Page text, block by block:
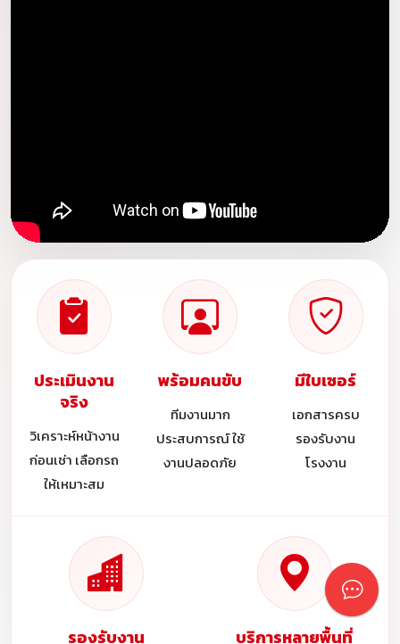
ประเมินงาน
จริง
วิเคราะห์หน้างาน
ก่อนเช่า เลือกรถ
ให้เหมาะสม
พร้อมคนขับ
ทีมงานมาก
ประสบการณ์ ใช้
งานปลอดภัย
มีใบเซอร์
เอกสารครบ
รองรับงาน
โรงงาน
รองรับงาน บริการหลายพื้นที่